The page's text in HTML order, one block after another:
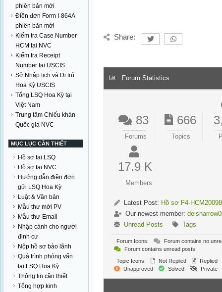
phiên bản mới
Điền đơn Form I-864A
phiên bản mới
Kiểm tra Case Number
HCM tại NVC
Kiểm tra Receipt
Number tại USCIS
Sở Nhập tịch và Di trú
Hoa Kỳ USCIS
Tổng LSQ Hoa Kỳ tại
Việt Nam
Trung tâm Chiếu khán
Quốc gia NVC
MỤC LỤC CẦN THIẾT
Hồ sơ tại LSQ
Hồ sơ tại NVC
Hướng dẫn điền đơn
gửi LSQ Hoa Kỳ
Luật & Văn bản
Mẫu thư mời PV
Mẫu thư-Email
Nhập cảnh cho người
định cư
Nộp hồ sơ bảo lãnh
Quá trình phỏng vấn
tại LSQ Hoa Kỳ
Thông tin cần thiết
Tổng hợp kinh
Share:
Forum Statistics
83
Forums
666
Topics
17.9 K
Members
Latest Post: Hồ sơ F4-
Our newest member:
Unread Posts
Tags
Forum Icons:
Forum contains no
Forum contains unread posts
Topic Icons:
Not Replied
Replied
Unapproved
Solved Private